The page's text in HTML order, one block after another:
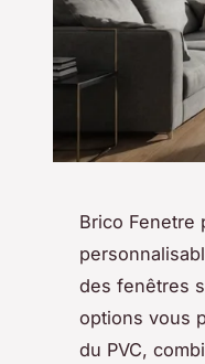
Brico Fenetre
des fenêtres
options vous
du PVC,